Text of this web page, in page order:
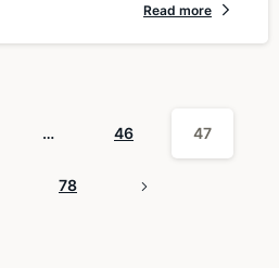
Read more
… 46 47
78